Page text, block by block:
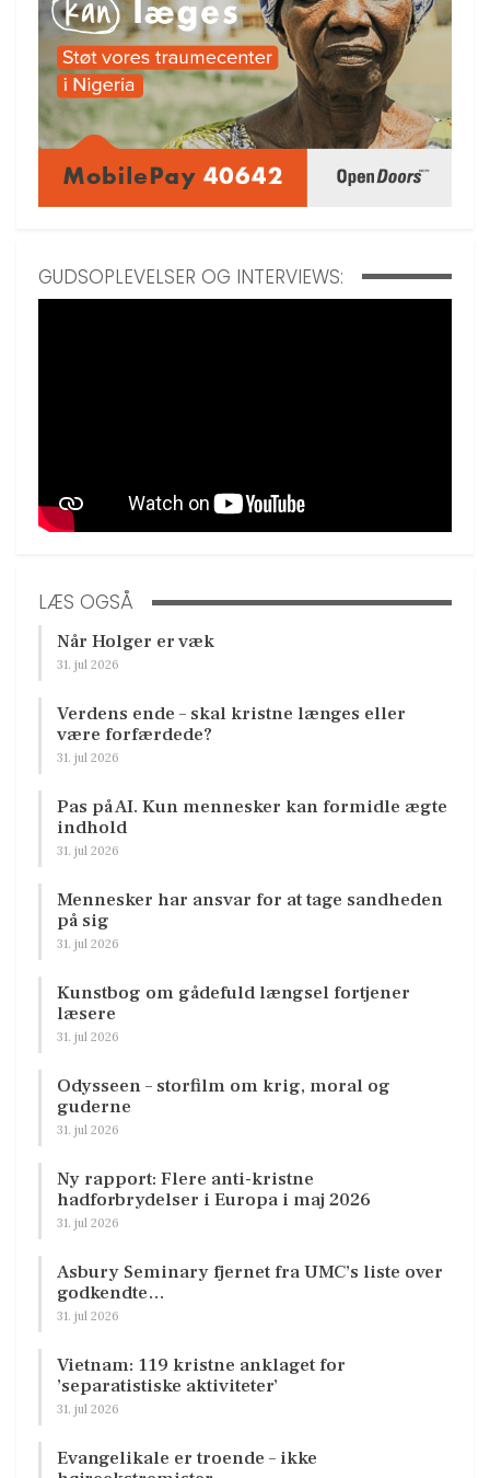
GUDSOPLEVELSER OG INTERVIEWS:
LÆS OGSÅ
Når Holger er væk
31. jul 2026
Verdens ende – skal kristne længes eller
være forfærdede?
31. jul 2026
Pas på AI. Kun mennesker kan formidle ægte
indhold
31. jul 2026
Mennesker har ansvar for at tage sandheden
på sig
31. jul 2026
Kunstbog om gådefuld længsel fortjener
læsere
31. jul 2026
Odysseen – storfilm om krig, moral og
guderne
31. jul 2026
Ny rapport: Flere anti-kristne
hadforbrydelser i Europa i maj 2026
31. jul 2026
Asbury Seminary fjernet fra UMC’s liste over
godkendte…
31. jul 2026
Vietnam: 119 kristne anklaget for
’separatistiske aktiviteter’
31. jul 2026
Evangelikale er troende – ikke